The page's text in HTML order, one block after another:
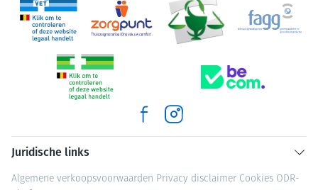
Juridische links
Algemene verkoopsvoorwaarden Privacy disclaimer Cookies ODR-